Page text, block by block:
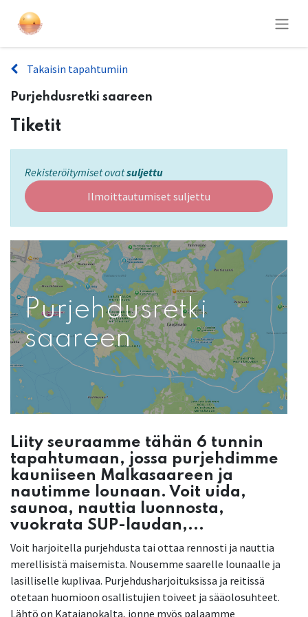
Takaisin tapahtumiin
Purjehdusretki saareen
Tiketit
Rekisteröitymiset ovatsuljettu
Ilmoittautumiset suljettu
Purjehdusretki
saareen
Liity seuraamme tähän 6 tunnin
tapahtumaan, jossa purjehdimme
kauniiseen Malkasaareen ja
nautimme lounaan. Voit uida,
saunoa, nauttia luonnosta,
vuokrata SUP-laudan,...
Voit harjoitella purjehdusta tai ottaa rennosti ja nauttia
merellisistä maisemista. Nousemme saarelle lounaalle ja
lasilliselle kuplivaa. Purjehdusharjoituksissa ja reitissä
otetaan huomioon osallistujien toiveet ja sääolosuhteet.
Lähtö on Katajanokalta, jonne myös palaamme